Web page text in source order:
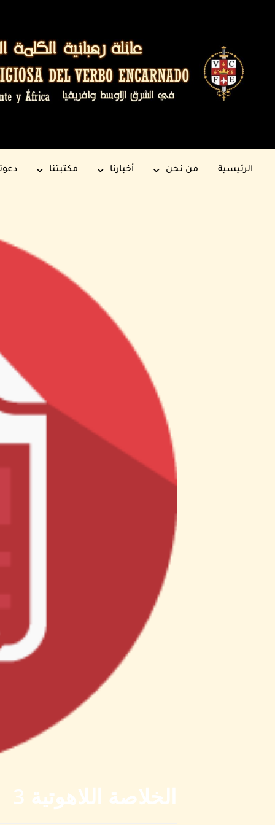
الرئيسية من نحن أخبارنا مكتبتنا
الخلاصة اللاهوتية 3